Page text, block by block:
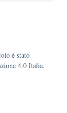
è stato
4.0 Italia.